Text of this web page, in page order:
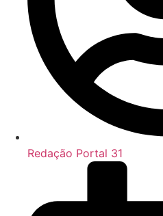
Redação Portal 31